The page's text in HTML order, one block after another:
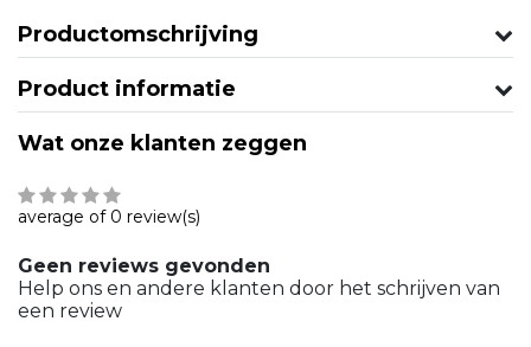
Productomschrijving
Product informatie
Wat onze klanten zeggen
average of 0 review(s)
Geen reviews gevonden
Help ons en andere klanten door het schrijven van
een review